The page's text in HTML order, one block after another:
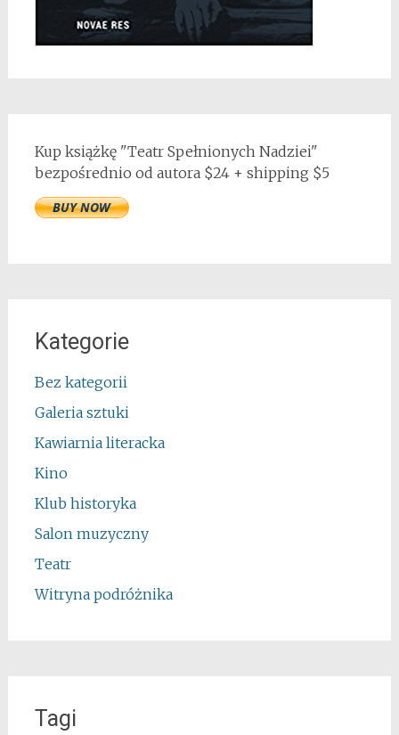
Kup książkę "Teatr Spełnionych Nadziei"
bezpośrednio od autora $24 + shipping $5
Kategorie
Bez kategorii
Galeria sztuki
Kawiarnia literacka
Kino
Klub historyka
Salon muzyczny
Teatr
Witryna podróżnika
Tagi